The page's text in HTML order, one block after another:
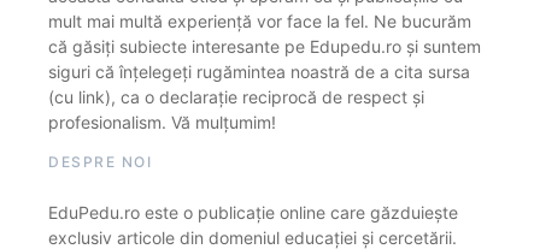
mult mai multă experiență vor face la fel. Ne bucurăm
că găsiți subiecte interesante pe Edupedu.ro și suntem
siguri că înțelegeți rugămintea noastră de a cita sursa
(cu link), ca o declarație reciprocă de respect și
profesionalism. Vă mulțumim!
DESPRE NOI
EduPedu.ro este o publicație online care găzduiește
exclusiv articole din domeniul educației și cercetării.